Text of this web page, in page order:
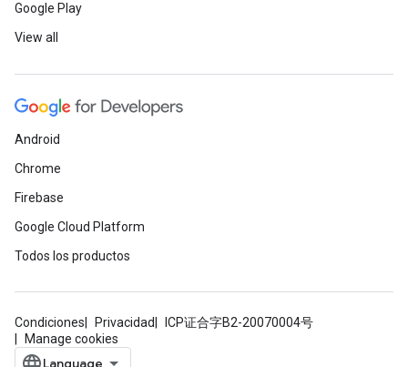
Google Play
View all
Android
Chrome
Firebase
Google Cloud Platform
Todos los productos
Condiciones Privacidad
ICP证合字B2-20070004号
Manage cookies